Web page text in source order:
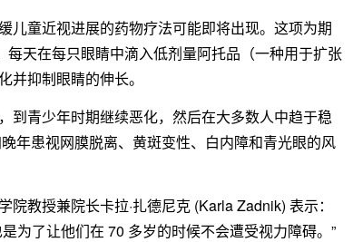
儿童近视进展的药物疗法可能即将出现。这项为期
天在每只眼睛中滴入低剂量阿托品（一种用于扩张
并抑制眼睛的伸长。
到青少年时期继续恶化，然后在大多数人中趋于稳
年患视网膜脱离、黄斑变性、白内障和青光眼的风
教授兼院长卡拉·扎德尼克 (Karla Zadnik) 表示：
为了让他们在 70 多岁的时候不会遭受视力障碍。”